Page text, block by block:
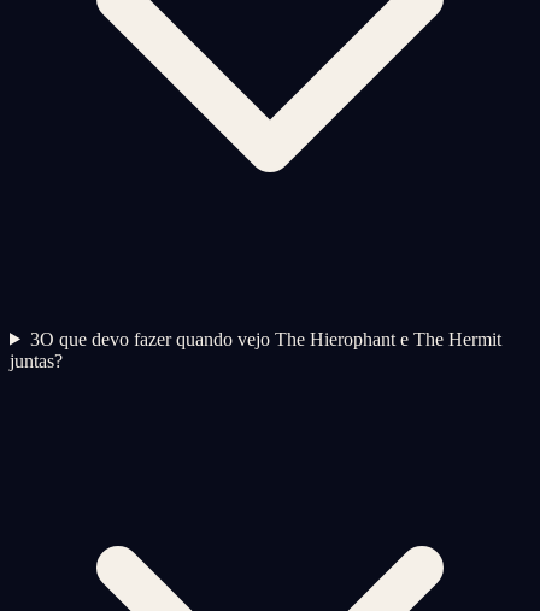
3O que devo fazer quando vejo The Hierophant e The Hermit
juntas?